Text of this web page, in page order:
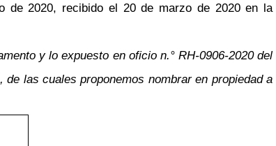
de 2020, recibido el 20 de marzo de 2020 en la
y lo expuesto en oficio n.° RH-0906-2020 del
las cuales proponemos nombrar en propiedad a